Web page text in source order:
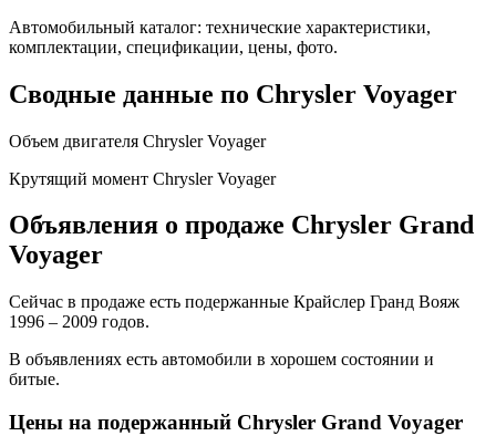
Автомобильный каталог: технические характеристики,
комплектации, спецификации, цены, фото.
Сводные данные по Chrysler Voyager
Объем двигателя Chrysler Voyager
Крутящий момент Chrysler Voyager
Объявления о продаже Chrysler Grand
Voyager
Сейчас в продаже есть подержанные Крайслер Гранд Вояж
1996 – 2009 годов.
В объявлениях есть автомобили в хорошем состоянии и
битые.
Цены на подержанный Chrysler Grand Voyager